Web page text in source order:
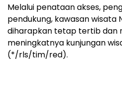
Melalui penataan akses,
pendukung, kawasan wisata
diharapkan tetap tertib dan
meningkatnya kunjungan
(*/rls/tim/red).